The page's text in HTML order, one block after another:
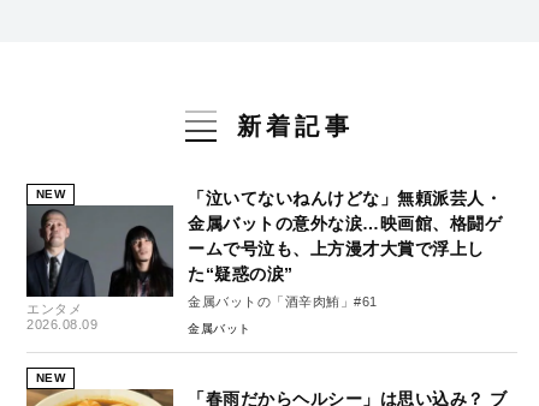
新着記事
NEW
エンタメ
2026.08.09
「泣いてないねんけどな」無頼派芸人・
金属バットの意外な涙…映画館、格闘ゲ
ームで号泣も、上方漫才大賞で浮上し
た“疑惑の涙”
金属バットの「酒辛肉鮪」#61
金属バット
NEW
「春雨だからヘルシー」は思い込み？ ブ